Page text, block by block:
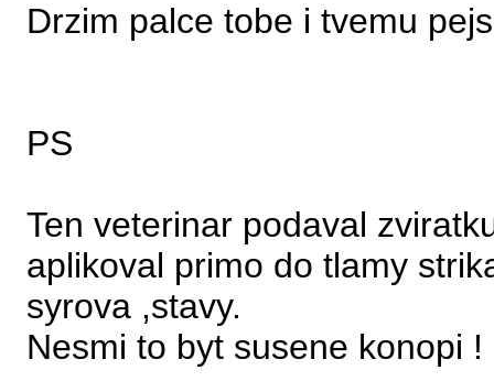
Drzim palce tobe i tvemu
PS
Ten veterinar podaval
aplikoval primo do tlamy
syrova ,stavy.
Nesmi to byt susene konopi !